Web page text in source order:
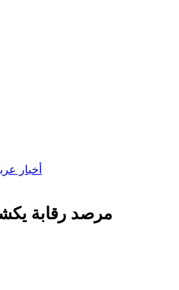
أخبار
مرصد رقابة